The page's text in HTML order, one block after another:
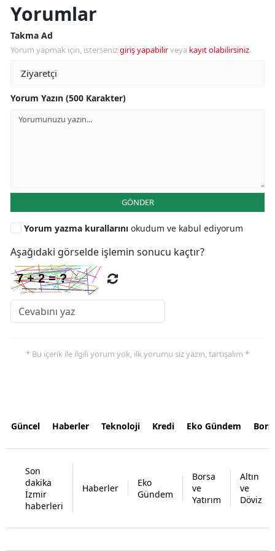
Yorumlar
Takma Ad
Yorum yapmak için, istersenizgiriş yapabilirveya kayıt olabilirsiniz.
Yorum Yazın (500 Karakter)
GÖNDER
Yorum yazma kurallarını okudum ve kabul ediyorum
Aşağıdaki görselde işlemin sonucu kaçtır?
* Bu içerik ile ilgili yorum yok, ilk yorumu siz yazın, tartışalım *
Güncel Haberler Teknoloji Kredi Eko Gündem
Son
dakika
İzmir
haberleri
Haberler
Eko
Gündem
Borsa
ve
Yatırım
Altın
ve
Döviz